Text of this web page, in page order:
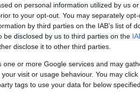
on personal information utilized by us
to your opt-out. You may separately
by third parties on the IAB’s list of
be disclosed by us to third parties on the
disclose it to other third parties.
one or more Google services and may
visit or usage behaviour. You may
tags to use your data for below
μπάσκετοι
της ομάδας της
ξημερώματα της
της ομάδας, που
στον